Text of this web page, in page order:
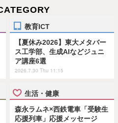
教育ICT
【夏休み2026】東大メタバー
ス工学部、生成AIなどジュニ
ア講座6選
2026.7.30 Thu 11:15
生活・健康
森永ラムネ×西鉄電車「受験生
応援列車」応援メッセージ